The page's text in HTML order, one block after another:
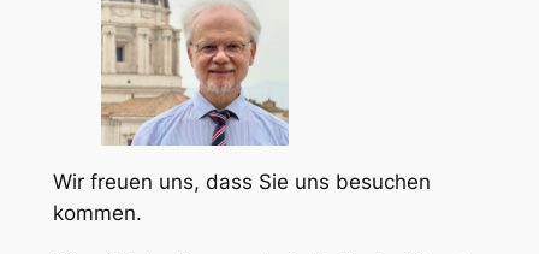
Wir freuen uns, dass Sie uns besuchen
kommen.